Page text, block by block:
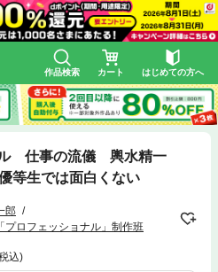
作品検索 カート はじめての方へ
ル 仕事の流儀 輿水精一
等生では面白くない
郎
プロフェッショナル」制作班
込)